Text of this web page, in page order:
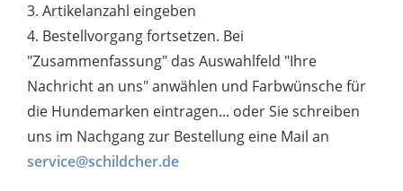
3. Artikelanzahl eingeben
4. Bestellvorgang fortsetzen. Bei
"Zusammenfassung" das Auswahlfeld "Ihre
Nachricht an uns" anwählen und Farbwünsche für
die Hundemarken eintragen... oder Sie schreiben
uns im Nachgang zur Bestellung eine Mail an
service@schildcher.de